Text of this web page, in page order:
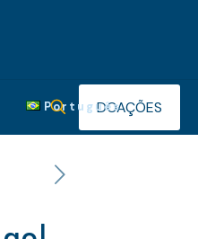
PortuguêsDOAÇÕES